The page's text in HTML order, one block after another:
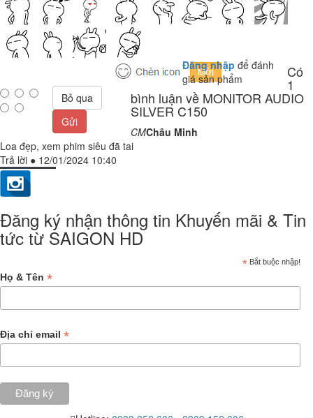
Đăng nhập để đánh
giá sản phẩm
Bỏ qua
Gửi
Có
1
bình luận về MONITOR AUDIO
SILVER C150
CMChâu Minh
Loa đẹp, xem phim siêu đã tai
Trả lời ● 12/01/2024 10:40
Đăng ký nhận thông tin Khuyến mãi & Tin
tức từ SAIGON HD
* Bắt buộc nhập!
Họ & Tên *
Địa chỉ email *